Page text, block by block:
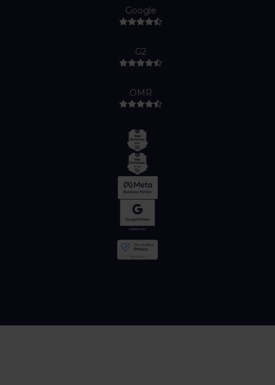
Google
G2
OMR